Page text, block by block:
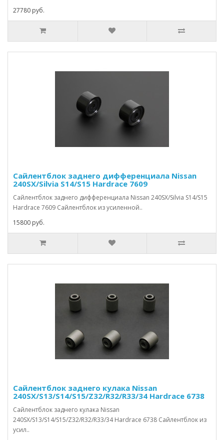
27780 руб.
Сайлентблок заднего дифференциала Nissan
240SX/Silvia S14/S15 Hardrace 7609
Сайлентблок заднего дифференциала Nissan 240SX/Silvia S14/S15
Hardrace 7609 Сайлентблок из усиленной..
15800 руб.
Сайлентблок заднего кулака Nissan
240SX/S13/S14/S15/Z32/R32/R33/34 Hardrace 6738
Сайлентблок заднего кулака Nissan
240SX/S13/S14/S15/Z32/R32/R33/34 Hardrace 6738 Сайлентблок из
усил..